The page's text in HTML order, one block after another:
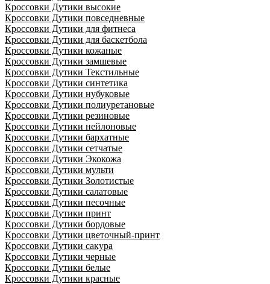
Кроссовки Дутики высокие
Кроссовки Дутики повседневные
Кроссовки Дутики для фитнеса
Кроссовки Дутики для баскетбола
Кроссовки Дутики кожаные
Кроссовки Дутики замшевые
Кроссовки Дутики Текстильные
Кроссовки Дутики синтетика
Кроссовки Дутики нубуковые
Кроссовки Дутики полиуретановые
Кроссовки Дутики резиновые
Кроссовки Дутики нейлоновые
Кроссовки Дутики бархатные
Кроссовки Дутики сетчатые
Кроссовки Дутики Экокожа
Кроссовки Дутики мульти
Кроссовки Дутики Золотистые
Кроссовки Дутики салатовые
Кроссовки Дутики песочные
Кроссовки Дутики принт
Кроссовки Дутики бордовые
Кроссовки Дутики цветочный-принт
Кроссовки Дутики сакура
Кроссовки Дутики черные
Кроссовки Дутики белые
Кроссовки Дутики красные